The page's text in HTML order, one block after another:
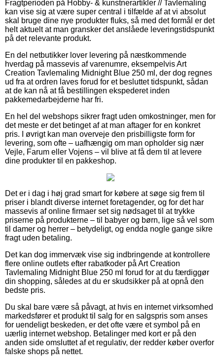
Fragtperioden på Hobby- & kunstnerartikler // Tavlemaling
kan vise sig at være super central i tilfælde af at vi absolut
skal bruge dine nye produkter fluks, så med det formål er det
helt aktuelt at man gransker det anslåede leveringstidspunkt
på det relevante produkt.
En del netbutikker lover levering på næstkommende
hverdag på massevis af varenumre, eksempelvis Art
Creation Tavlemaling Midnight Blue 250 ml, der dog regnes
ud fra at ordren laves forud for et besluttet tidspunkt, sådan
at de kan nå at få bestillingen ekspederet inden
pakkemedarbejderne har fri.
En hel del webshops sikrer fragt uden omkostninger, men for
det meste er det betinget af at man aftager for en konkret
pris. I øvrigt kan man overveje den prisbilligste form for
levering, som ofte – uafhængig om man opholder sig nær
Vejle, Farum eller Vojens – vil blive at få dem til at levere
dine produkter til en pakkeshop.
Det er i dag i høj grad smart for købere at søge sig frem til
priser i blandt diverse internet foretagender, og for det har
massevis af online firmaer set sig nødsaget til at trykke
priserne på produkterne – til babyer og børn, lige så vel som
til damer og herrer – betydeligt, og endda nogle gange sikre
fragt uden betaling.
Det kan dog immervæk vise sig indbringende at kontrollere
flere online outlets efter rabatkoder på Art Creation
Tavlemaling Midnight Blue 250 ml forud for at du færdiggør
din shopping, således at du er skudsikker på at opnå den
bedste pris.
Du skal bare være så påvagt, at hvis en internet virksomhed
markedsfører et produkt til salg for en salgspris som anses
for uendeligt beskeden, er det ofte være et symbol på en
uærlig internet webshop. Betalinger med kort er på den
anden side omsluttet af et regulativ, der redder køber overfor
falske shops på nettet.